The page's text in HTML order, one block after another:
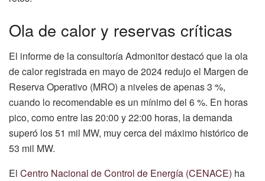
Ola de calor y reservas críticas
El informe de la consultoría Admonitor destacó que la ola
de calor registrada en mayo de 2024 redujo el Margen de
Reserva Operativo (MRO) a niveles de apenas 3 %,
cuando lo recomendable es un mínimo del 6 %. En horas
pico, como entre las 20:00 y 22:00 horas, la demanda
superó los 51 mil MW, muy cerca del máximo histórico de
53 mil MW.
El Centro Nacional de Control de Energía (CENACE) ha